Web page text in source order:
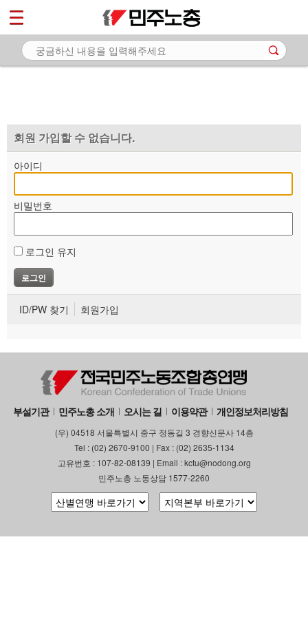
회원 가입할 수 없습니다.
아이디
비밀번호
로그인 유지
ID/PW 찾기 회원가입
부설기관 민주노총 소개 오시는 길 이용약관 개인정보처리방침
(우) 04518 서울특별시 중구 정동길 3 경향신문사 14층
Tel : (02) 2670-9100 | Fax : (02) 2635-1134
고유번호 : 107-82-08139 | Email : kctu@nodong.org
민주노총 노동상담 1577-2260
마이페이지
소개
자료
부설기관